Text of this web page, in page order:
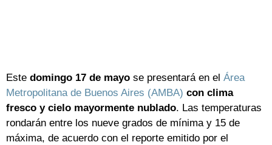
Este domingo 17 de mayo se presentará en el Área
Metropolitana de Buenos Aires (AMBA) con clima
fresco y cielo mayormente nublado. Las temperaturas
rondarán entre los nueve grados de mínima y 15 de
máxima, de acuerdo con el reporte emitido por el